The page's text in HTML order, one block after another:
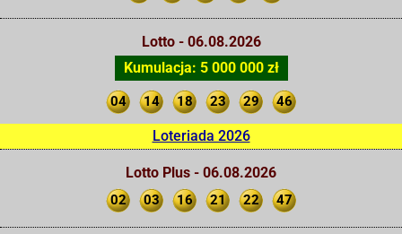
Lotto - 06.08.2026
Kumulacja: 5 000 000 zł
04 14 18 23 29 46
Loteriada 2026
Lotto Plus - 06.08.2026
02 03 16 21 22 47